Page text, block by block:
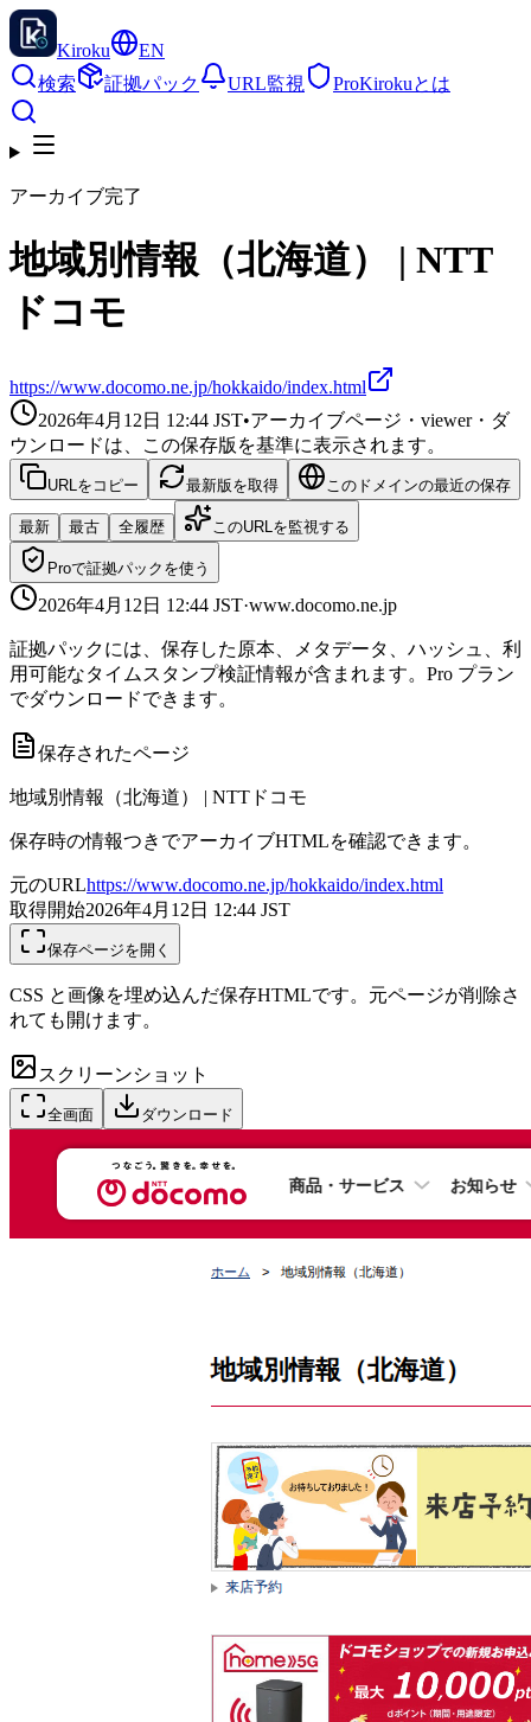
Kiroku
EN
検索
証拠パック URL監視 ProKirokuとは
アーカイブ完了
地域別情報（北海道） | NTT
ドコモ
https://www.docomo.ne.jp/hokkaido/index.html
2026年4月12日 12:44 JST•アーカイブページ・viewer・ダ
ウンロードは、この保存版を基準に表示されます。
URLをコピー 最新版を取得 このドメインの最近の保存
最新 最古 全履歴 このURLを監視する
Proで証拠パックを使う
2026年4月12日 12:44 JST·www.docomo.ne.jp
証拠パックには、保存した原本、メタデータ、ハッシュ、利
用可能なタイムスタンプ検証情報が含まれます。Pro プラン
でダウンロードできます。
保存されたページ
地域別情報（北海道） | NTTドコモ
保存時の情報つきでアーカイブHTMLを確認できます。
元のURLhttps://www.docomo.ne.jp/hokkaido/index.html
取得開始2026年4月12日 12:44 JST
保存ページを開く
CSS と画像を埋め込んだ保存HTMLです。元ページが削除さ
れても開けます。
スクリーンショット
全画面 ダウンロード